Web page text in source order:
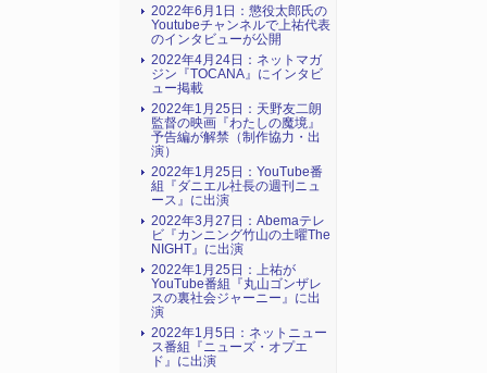
2022年6月1日：懲役太郎氏の
Youtubeチャンネルで上祐代表
のインタビューが公開
2022年4月24日：ネットマガ
ジン『TOCANA』にインタビ
ュー掲載
2022年1月25日：天野友二朗
監督の映画『わたしの魔境』
予告編が解禁（制作協力・出
演）
2022年1月25日：YouTube番
組『ダニエル社長の週刊ニュ
ース』に出演
2022年3月27日：Abemaテレ
ビ『カンニング竹山の土曜The
NIGHT』に出演
2022年1月25日：上祐が
YouTube番組『丸山ゴンザレ
スの裏社会ジャーニー』に出
演
2022年1月5日：ネットニュー
ス番組『ニューズ・オプエ
ド』に出演